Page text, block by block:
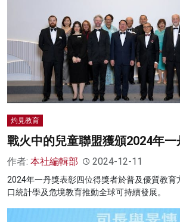
灼見教育
戰火中的兒童聯盟獲頒2024年一
作者: 本社編輯部 2024-12-11
2024年一丹獎表彰四位得獎者於普及優質教育
口統計學及危境教育推動全球可持續發展。